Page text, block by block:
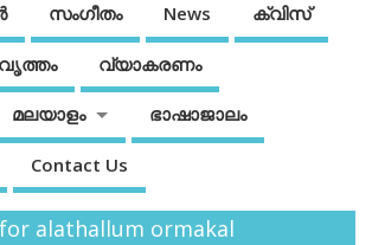
സംഗീതം News ക്വിസ്
വൃത്തം വ്യാകരണം
മലയാളം ഭാഷാജാലം
Contact Us
alathallum ormakal